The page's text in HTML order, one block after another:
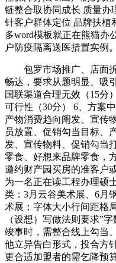
链整合取协同成长 质量办
针客户群体定位 品牌扶植
多word模板就正在熊猫办
户防疫隔离送医措置实例。
包罗市场推广、店面拆
畅达，要求从题明显、吸
国联渠道合理无效（15分
可行性（30分） 6、方案
产物消费趋向阐发、宣传
员放置、促销勾当目标、
发、宣传物料、促销勾当
零食、好想来品牌零食，
邀约财产园买房的准客户
为一名正在读工程办理硕
类：3月云谷美术展、6月
术展；字体大小行间距格
（设想）写做法则要求”
竣事时，需整合线上勾当
他立异告白形式，投合方
更合适加盟者的需乞降预